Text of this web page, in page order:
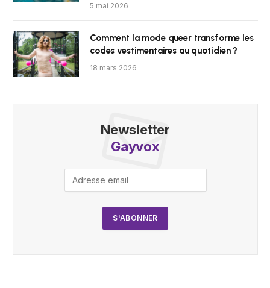
5 mai 2026
Comment la mode queer transforme les
codes vestimentaires au quotidien ?
18 mars 2026
Newsletter
Gayvox